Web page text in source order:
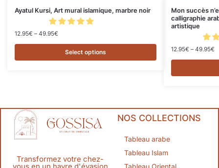
Ayatul Kursi, Art mural islamique, marbre noir
12.95€ – 49.95€
Select options
Mon succès
calligraphie
artistique
12.95€ – 49.95€
Transformez votre chez-
NOS COLLECTIONS
Tableau arabe
Tableau Islam